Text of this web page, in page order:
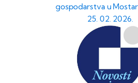
gospodarstva u
25. 02. 2026.